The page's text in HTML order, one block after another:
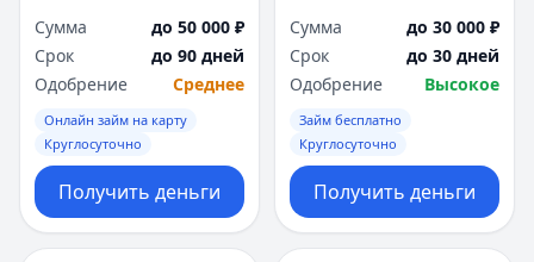
Сумма
до 50 000 ₽
Срок
до 90 дней
Одобрение
Среднее
Онлайн займ на карту
Круглосуточно
Получить деньги
Сумма
до 30 000 ₽
Срок
до 30 дней
Одобрение
Высокое
Займ бесплатно
Круглосуточно
Получить деньги